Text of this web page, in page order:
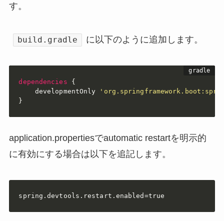
す。
build.gradle に以下のように追加します。
dependencies
{
    developmentOnly
}
application.propertiesでautomatic restartを明示的
に有効にする場合は以下を追記します。
spring.devtools.restart.enabled=true